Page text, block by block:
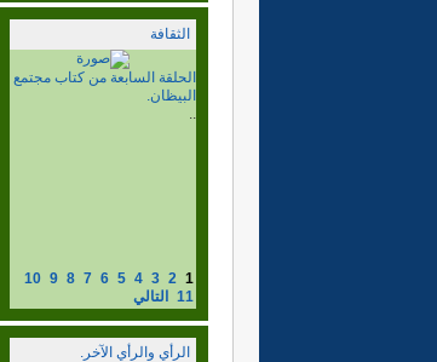
الثقافة
الحلقة السادسة من كتاب
مجتمع البيظان.
..
1
2
3
4
5
6
7
8
9
10
11
التالي
الرأي والرأي الآخر.